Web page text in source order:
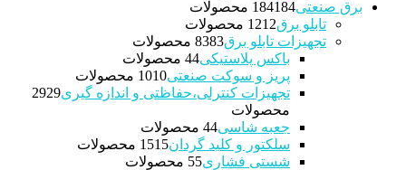
برق صنعتی
184184 محصولات
تابلو برق
1212 محصولات
تجهیزات تابلو برق
8383 محصولات
باکس پلاستیکی 44 محصولات
پریز و سوکت صنعتی
1010 محصولات
تجهیزات کنترلی،حفاظتی و اندازه گیری
2929
محصولات
جعبه شاسی 44 محصولات
سلکتور و کلید گردان
1515 محصولات
شستی فشاری 55 محصولات